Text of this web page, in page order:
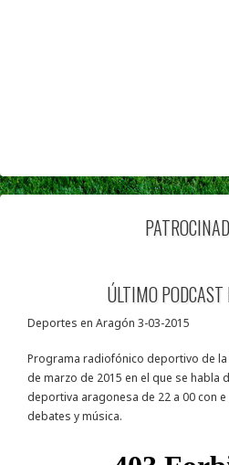
ÚLTIMO
Deportes en Aragón 3-03-2015
Programa radiofónico deportivo de
de marzo de 2015 en el que se habla
deportiva aragonesa de 22 a 00 con
debates y música.